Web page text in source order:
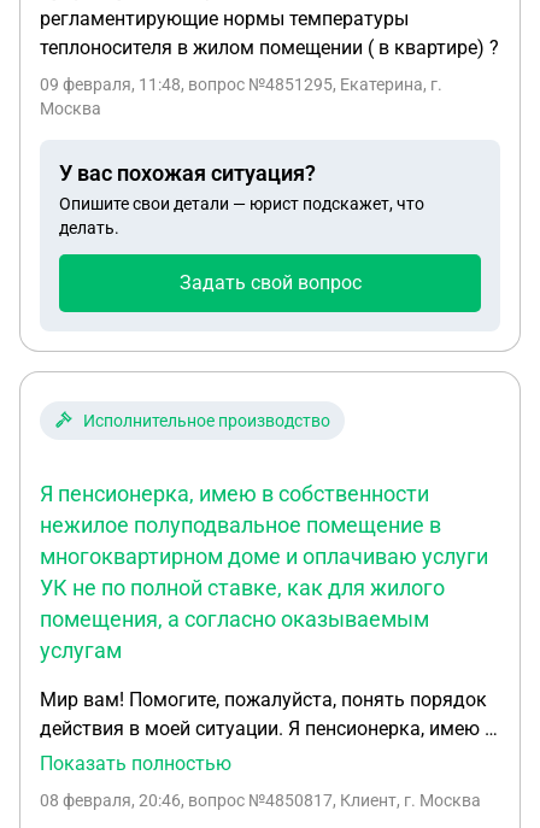
регламентирующие нормы температуры
теплоносителя в жилом помещении ( в квартире) ?
09 февраля, 11:48, вопрос №4851295, Екатерина, г.
Москва
У вас похожая ситуация?
Опишите свои детали — юрист подскажет, что
делать.
Задать свой вопрос
Исполнительное производство
Я пенсионерка, имею в собственности
нежилое полуподвальное помещение в
многоквартирном доме и оплачиваю услуги
УК не по полной ставке, как для жилого
помещения, а согласно оказываемым
услугам
Мир вам! Помогите, пожалуйста, понять порядок
действия в моей ситуации. Я пенсионерка, имею в
собственности нежилое полуподвальное
оплачиваю услуги УК не по полной ставке, как
Показать полностью
08 февраля, 20:46, вопрос №4850817, Клиент, г. Москва